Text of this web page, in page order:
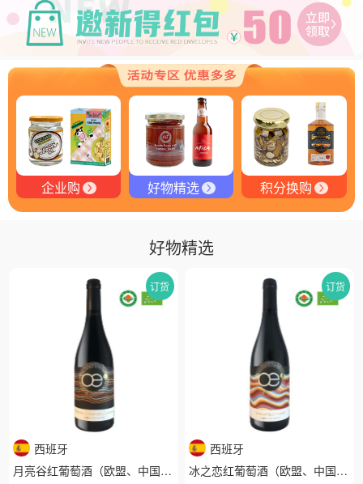
匠心打造的无盐健康新主张
有谷健康 | PIKOBELLO牌儿童意面：健康与美味的完
美结合
探寻黑钻奥秘：有谷健康与塞尔维亚黑松露的完美邂
逅
探秘塞尔维亚黑松露：舌尖上的黑钻石
品味卓越，OE 中欧有机双认证红酒的独特魅力
企业购 好物精选 积分换购
好物精选
订货
西班牙
月亮谷红葡萄酒（欧盟、中国有机认证）
订货
西班牙
冰之恋红葡萄酒（欧盟、中国有机认证）